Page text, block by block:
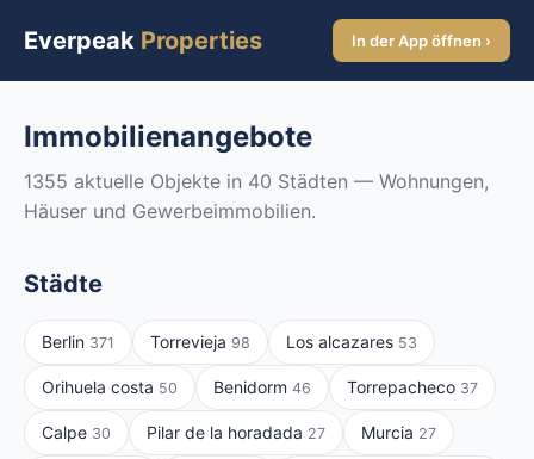
Everpeak Properties In der App öffnen ›
Immobilienangebote
1355 aktuelle Objekte in 40 Städten — Wohnungen,
Häuser und Gewerbeimmobilien.
Städte
Berlin 371 Torrevieja 98 Los alcazares 53
Orihuela costa 50 Benidorm 46 Torrepacheco 37
Calpe 30 Pilar de la horadada 27 Murcia 27